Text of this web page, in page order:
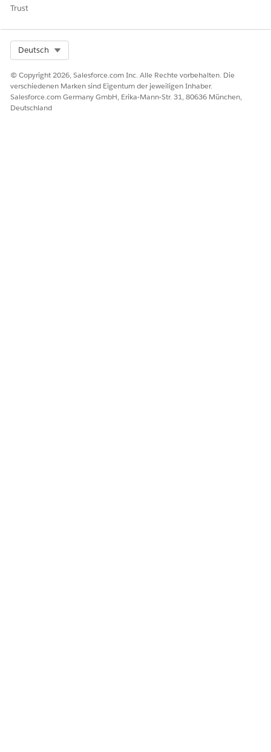
Trust
Deutsch
© Copyright 2026, Salesforce.com Inc. Alle Rechte vorbehalten. Die
verschiedenen Marken sind Eigentum der jeweiligen Inhaber.
Salesforce.com Germany GmbH, Erika-Mann-Str. 31, 80636 München,
Deutschland